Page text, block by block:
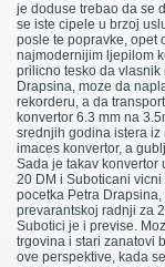
je doduse trebao da se
se iste cipele u brzoj
posle te popravke, opet
najmodernijim ljepilom
prilicno tesko da
Drapsina, moze da
rekorderu, a da
konvertor 6.3 mm na
srednjih godina istera iz
imaces konvertor, a
Sada je takav konvertor
20 DM i Suboticani
pocetka Petra
prevarantskoj radnji za
Subotici je i previse.
trgovina i stari zanatovi
ove perspektive, kada